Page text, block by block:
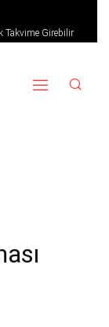
Takvime Girebilir